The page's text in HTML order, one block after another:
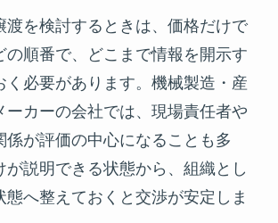
渡を検討するときは、価格だけで
の順番で、どこまで情報を開示す
く必要があります。機械製造・産
ーカーの会社では、現場責任者や
係が評価の中心になることも多
が説明できる状態から、組織とし
態へ整えておくと交渉が安定しま